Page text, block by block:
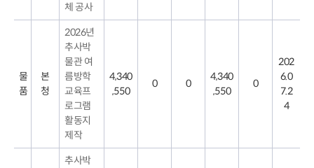
액,
급
액,
노
체 공사
물
품
본
청
2026년
추사박
물관 여
름방학
교육프
로그램
활동지
제작
4,340
,550
0 0
4,340
,550
0
202
6.0
7.2
4
추사박